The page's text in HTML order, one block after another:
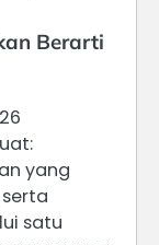
Berarti
yang
satu